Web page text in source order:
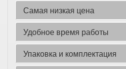
Самая низкая цена
Удобное время работы
Упаковка и комплектация